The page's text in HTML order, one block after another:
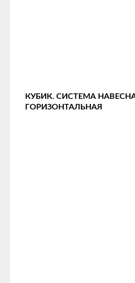
КУБИК. СИСТЕМА
ГОРИЗОНТАЛЬНАЯ